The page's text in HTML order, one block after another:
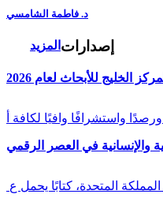
د. فاطمة الشامسي
المزيد إصدارات
الخليج للأبحاث لعام 2026
والإنسانية في العصر الرقمي
المتحدة، كتابًا يحمل ع